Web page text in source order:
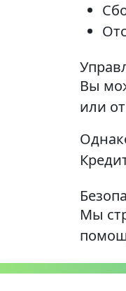
Вы
или
Мы